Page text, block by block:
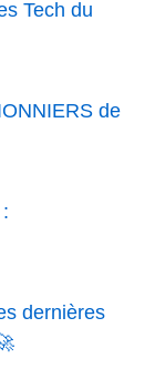
Tech du
de
dernières